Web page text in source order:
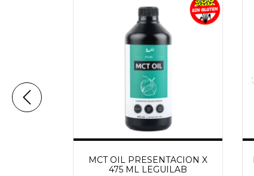
MCT OIL PRESENTACION X
475 ML LEGUILAB